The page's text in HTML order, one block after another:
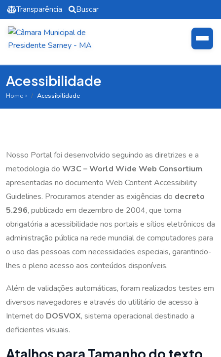
Transparência Buscar
Acessibilidade
Home Acessibilidade
Nosso Portal foi desenvolvido seguindo as diretrizes e a
metodologia do W3C – World Wide Web Consortium,
apresentadas no documento Web Content Accessibility
Guidelines. Procuramos atender as exigências do decreto
5.296, publicado em dezembro de 2004, que torna
obrigatória a acessibilidade nos portais e sítios eletrônicos da
administração pública na rede mundial de computadores para
o uso das pessoas com necessidades especiais, garantindo-
lhes o pleno acesso aos conteúdos disponíveis.
Além de validações automáticas, foram realizados testes em
diversos navegadores e através do utilitário de acesso à
Internet do DOSVOX, sistema operacional destinado a
deficientes visuais.